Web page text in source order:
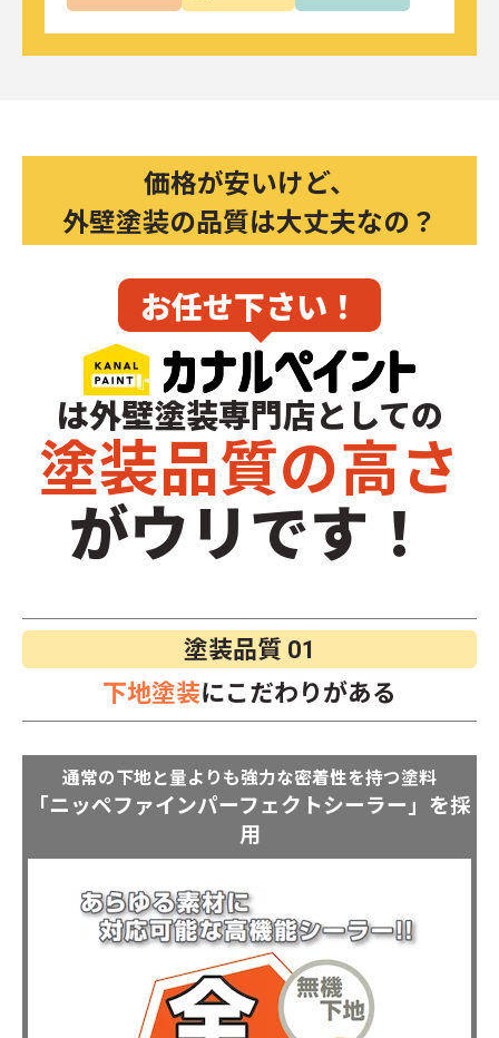
価格が安いけど、
外壁塗装の品質は大丈夫なの？
お任せ下さい！
は外壁塗装専門店としての
塗装品質の高さ
がウリです！
塗装品質 01
下地塗装にこだわりがある
通常の下地と量よりも強力な密着性を持つ塗料
「ニッペファインパーフェクトシーラー」を採
用